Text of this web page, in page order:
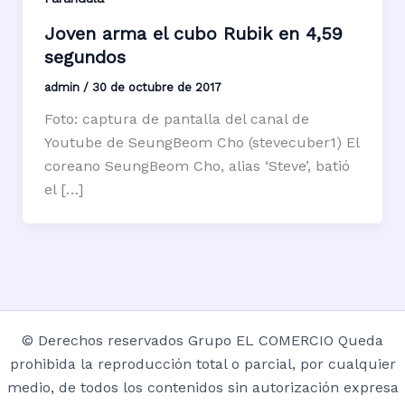
Joven arma el cubo Rubik en 4,59
segundos
admin / 30 de octubre de 2017
Foto: captura de pantalla del canal de
Youtube de SeungBeom Cho (stevecuber1) El
coreano SeungBeom Cho, alias ‘Steve’, batió
el […]
© Derechos reservados Grupo EL COMERCIO Queda
prohibida la reproducción total o parcial, por cualquier
medio, de todos los contenidos sin autorización expresa